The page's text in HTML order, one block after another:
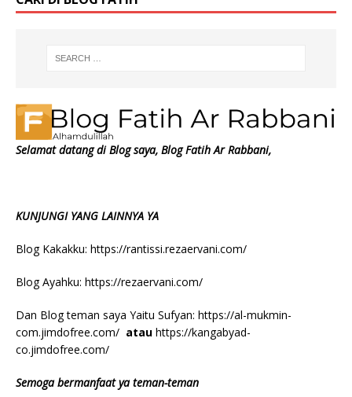
Selamat datang di Blog saya, Blog Fatih Ar Rabbani,
KUNJUNGI YANG LAINNYA YA
Blog Kakakku: https://rantissi.rezaervani.com/
Blog Ayahku: https://rezaervani.com/
Dan Blog teman saya Yaitu Sufyan: https://al-mukmin-
com.jimdofree.com/ atau https://kangabyad-
co.jimdofree.com/
Semoga bermanfaat ya teman-teman